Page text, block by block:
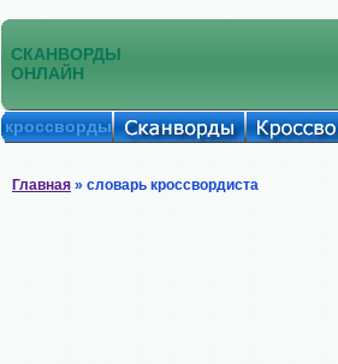
СКАНВОРДЫ
ОНЛАЙН
кроссворды
Главная » словарь кроссвордиста